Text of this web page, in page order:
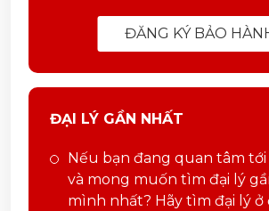
ĐĂNG KÝ BẢO
ĐẠI LÝ GẦN NHẤT
Nếu bạn đang quan tâm tới
và mong muốn tìm đại lý
mình nhất? Hãy tìm đại lý ở